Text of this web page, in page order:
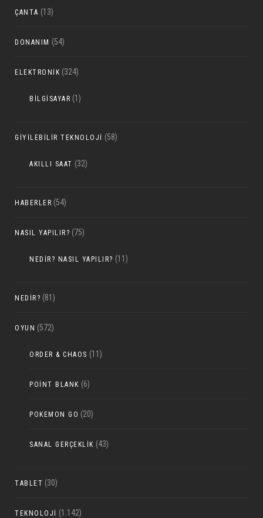
ÇANTA (13)
DONANIM (54)
ELEKTRONIK (324)
BILGISAYAR (1)
GIYILEBILIR TEKNOLOJI (58)
AKILLI SAAT (32)
HABERLER (54)
NASIL YAPILIR? (75)
NEDIR? NASIL YAPILIR? (11)
NEDIR? (81)
OYUN (572)
ORDER & CHAOS (11)
POINT BLANK (6)
POKEMON GO (20)
SANAL GERÇEKLIK (43)
TABLET (30)
TEKNOLOJI (1.142)